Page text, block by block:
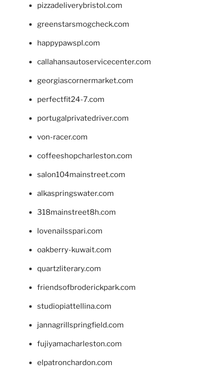
pizzadeliverybristol.com
greenstarsmogcheck.com
happypawspl.com
callahansautoservicecenter.com
georgiascornermarket.com
perfectfit24-7.com
portugalprivatedriver.com
von-racer.com
coffeeshopcharleston.com
salon104mainstreet.com
alkaspringswater.com
318mainstreet8h.com
lovenailsspari.com
oakberry-kuwait.com
quartzliterary.com
friendsofbroderickpark.com
studiopiattellina.com
jannagrillspringfield.com
fujiyamacharleston.com
elpatronchardon.com